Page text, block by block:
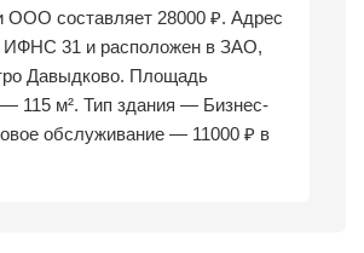
ООО составляет 28000 ₽. Адрес
ИФНС 31 и расположен в ЗАО,
Давыдково. Площадь
115 м². Тип здания — Бизнес-
обслуживание — 11000 ₽ в